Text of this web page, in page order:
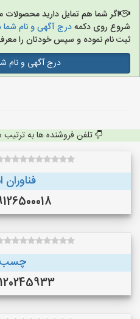
اگر شما هم تمایل دارید محصولات
شروع روی دکمهدرج آگهی و نام
ثبت نام نموده و سپس خودتان را
درج آگهی و نام
تلفن فروشنده ها به
فناوران
09126500018
چسب ۰۲۱
09120245933